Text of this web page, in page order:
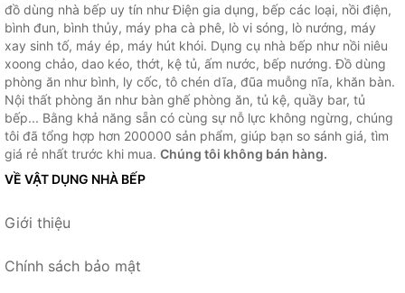
đồ dùng nhà bếp uy tín như Điện gia dụng, bếp các loại, nồi điện,
bình đun, bình thủy, máy pha cà phê, lò vi sóng, lò nướng, máy
xay sinh tố, máy ép, máy hút khói. Dụng cụ nhà bếp như nồi niêu
xoong chảo, dao kéo, thớt, kệ tủ, ấm nước, bếp nướng. Đồ dùng
phòng ăn như bình, ly cốc, tô chén dĩa, đũa muỗng nĩa, khăn bàn.
Nội thất phòng ăn như bàn ghế phòng ăn, tủ kệ, quầy bar, tủ
bếp... Bằng khả năng sẵn có cùng sự nỗ lực không ngừng, chúng
tôi đã tổng hợp hơn 200000 sản phẩm, giúp bạn so sánh giá, tìm
giá rẻ nhất trước khi mua. Chúng tôi không bán hàng.
VỀ VẬT DỤNG NHÀ BẾP
Giới thiệu
Chính sách bảo mật